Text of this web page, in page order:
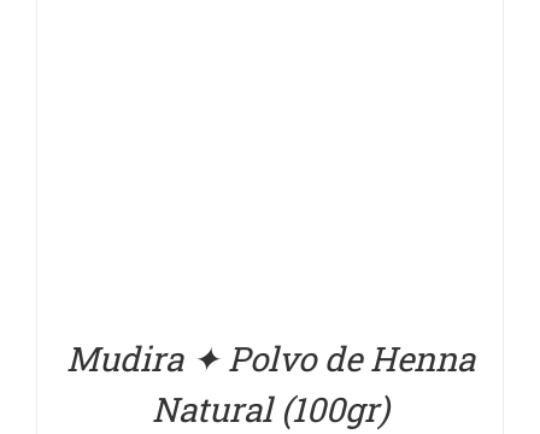
Mudira ✦ Polvo de Henna
Natural (100gr)